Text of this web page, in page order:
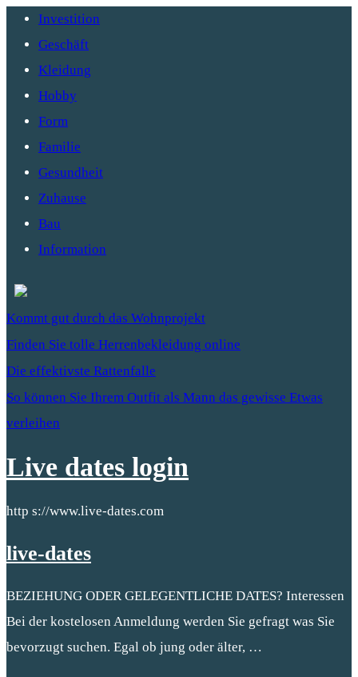
Investition
Geschäft
Kleidung
Hobby
Form
Familie
Gesundheit
Zuhause
Bau
Information
Kommt gut durch das Wohnprojekt
Finden Sie tolle Herrenbekleidung online
Die effektivste Rattenfalle
So können Sie Ihrem Outfit als Mann das gewisse Etwas
verleihen
Live dates login
http s://www.live-dates.com
live-dates
BEZIEHUNG ODER GELEGENTLICHE DATES? Interessen
Bei der kostelosen Anmeldung werden Sie gefragt was Sie
bevorzugt suchen. Egal ob jung oder älter, …